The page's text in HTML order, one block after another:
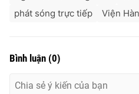
phát sóng trực tiếp
Viện
Bình luận (0)